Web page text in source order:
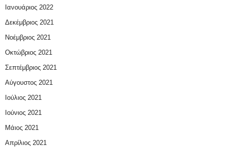
Ιανουάριος 2022
Δεκέμβριος 2021
Νοέμβριος 2021
Οκτώβριος 2021
Σεπτέμβριος 2021
Αύγουστος 2021
Ιούλιος 2021
Ιούνιος 2021
Μάιος 2021
Απρίλιος 2021